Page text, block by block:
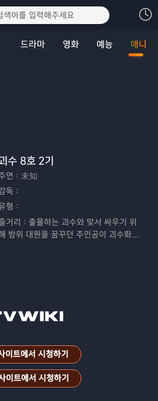
드라마 영화 예능 애니
수 8호 2기
연： 未知
독：
형：
거리： 출몰하는 괴수와 맞서 싸우기 위
방위 대원을 꿈꾸던 주인공이 괴수화되
이트에서 시청하기
이트에서 시청하기